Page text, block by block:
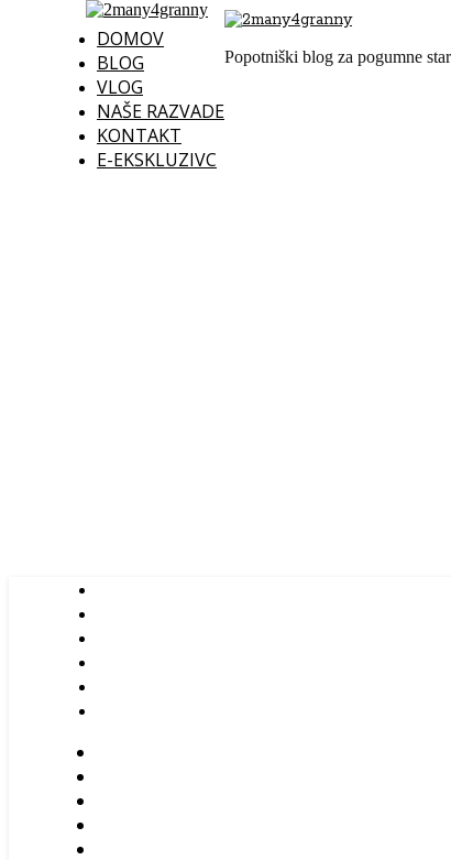
DOMOV
BLOG
VLOG
NAŠE RAZVADE
KONTAKT
E-EKSKLUZIVC
Popotniški blog za pogumne